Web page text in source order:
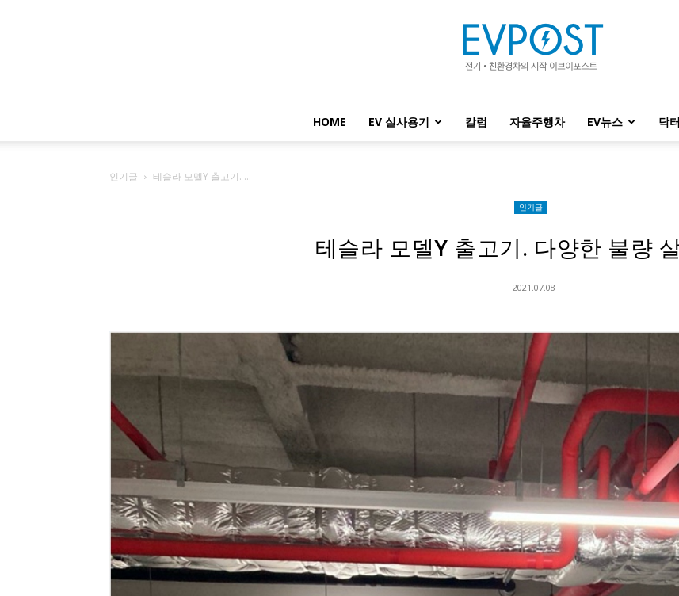
HOME EV 실사용기 칼럼 자율주행차 EV뉴스 닥
인기글 테슬라 모델Y 출고기. ...
인기글
테슬라 모델Y 출고기. 다양한 불량
2021.07.08